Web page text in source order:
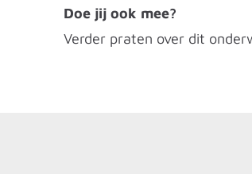
Doe jij ook mee?
Verder praten over dit